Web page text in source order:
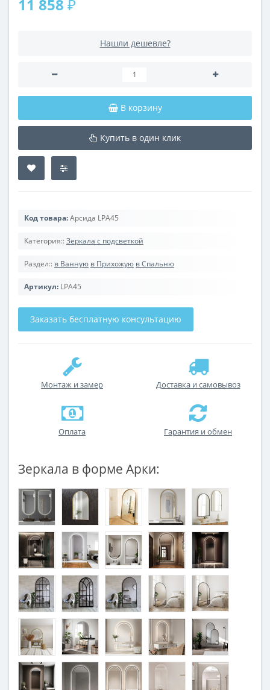
11 858 ₽
Нашли дешевле?
В корзину
Купить в один клик
Код товара:Арсида LPA45
Категория::Зеркала с подсветкой
Раздел:: в Ванную в Прихожую в Спальню
Артикул: LPA45
Заказать бесплатную консультацию
Монтаж и замер Доставка и самовывоз
Оплата Гарантия и обмен
Зеркала в форме Арки: